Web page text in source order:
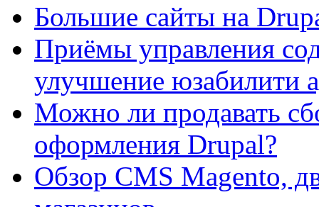
Большие сайты на
Приёмы управления
улучшение юзабилити
Можно ли продавать
оформления Drupal?
Обзор CMS Magento,